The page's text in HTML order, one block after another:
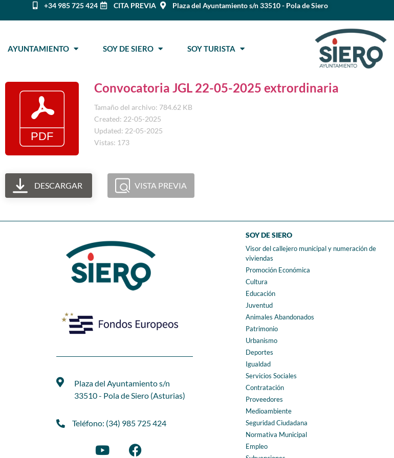
+34 985 725 424 CITA PREVIA Plaza del Ayuntamiento s/n 33510 - Pola de Siero
AYUNTAMIENTO SOY DE SIERO SOY TURISTA
Convocatoria JGL 22-05-2025 extrordinaria
Tamaño del archivo: 784.62 KB
Created: 22-05-2025
Updated: 22-05-2025
Vistas: 173
DESCARGAR VISTA PREVIA
Plaza del Ayuntamiento s/n
33510 - Pola de Siero (Asturias)
Teléfono: (34) 985 725 424
SOY DE SIERO
Visor del callejero municipal y numeración de
viviendas
Promoción Económica
Cultura
Educación
Juventud
Animales Abandonados
Patrimonio
Urbanismo
Deportes
Igualdad
Servicios Sociales
Contratación
Proveedores
Medioambiente
Seguridad Ciudadana
Normativa Municipal
Empleo